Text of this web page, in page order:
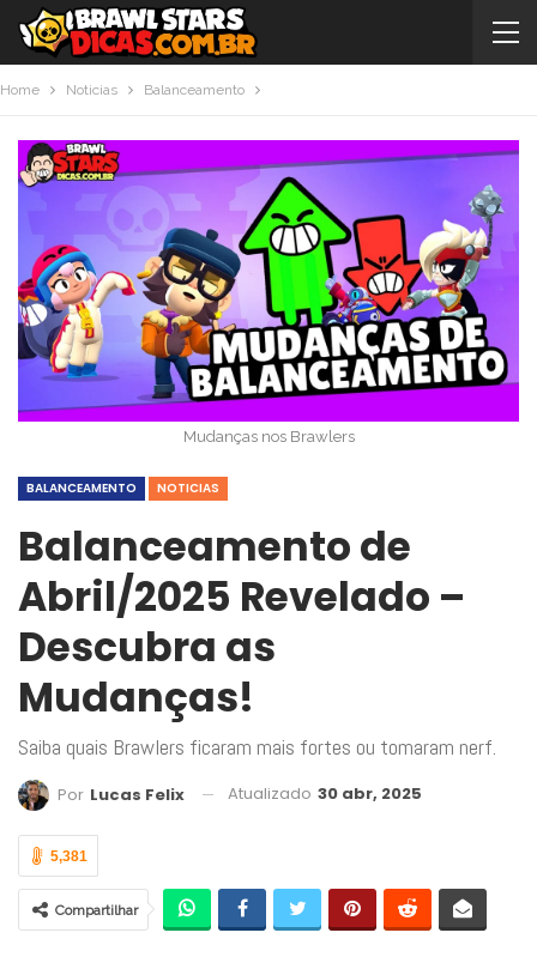
Home Noticias Balanceamento
Mudanças nos Brawlers
BALANCEAMENTO NOTICIAS
Balanceamento de
Abril/2025 Revelado –
Descubra as
Mudanças!
Saiba quais Brawlers ficaram mais fortes ou tomaram nerf.
Por Lucas Felix Atualizado 30 abr, 2025
5,381
Compartilhar